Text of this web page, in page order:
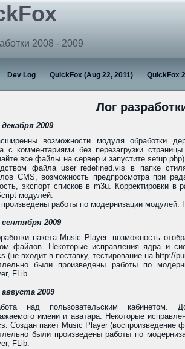
2008 - 2009
Dev Log QuickFox (Aug 22, 2011) QuickFox
Лог
декабря 2009
возможности модуля обработки
с комментариями без перезагрузки
все файлы на сервер и запустите
файла user_redefined.vis в папке
CMS, возможность предпросмотра при
экспорт списков в m3u. Корректировки
модулей.
работы по модернизации модулей:
сентября 2009
пакета Music Player: возможность
файлов. Некоторые исправления ядра и
(не входит в поставку, тестирование на http://
были произведены работы по
FLib.
августа 2009
над пользовательским кабинетом.
имени и аватара. Некоторые
Создан пакет Music Player (воспроизведение
были произведены работы по
FLib.